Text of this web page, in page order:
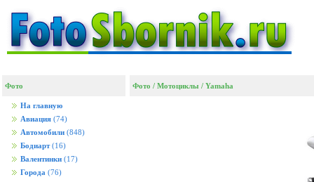
Фото
На главную
Авиация (74)
Автомобили (848)
Бодиарт (16)
Валентинки (17)
Города (76)
Фото / Мотоциклы / Yamaha